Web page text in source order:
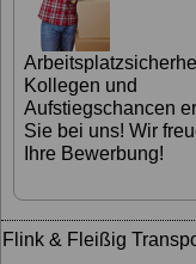
Kollegen und
Aufstiegschancen
Sie bei uns! Wir
Ihre Bewerbung!
Flink & Fleißig